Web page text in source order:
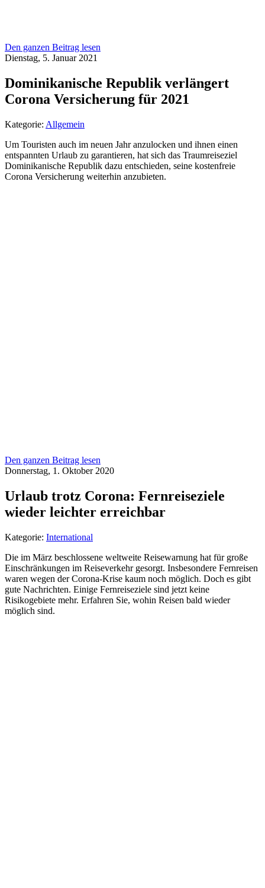
Den ganzen Beitrag lesen
Dienstag, 5. Januar 2021
Dominikanische Republik verlängert
Corona Versicherung für 2021
Kategorie: Allgemein
Um Touristen auch im neuen Jahr anzulocken und ihnen einen
entspannten Urlaub zu garantieren, hat sich das Traumreiseziel
Dominikanische Republik dazu entschieden, seine kostenfreie
Corona Versicherung weiterhin anzubieten.
Den ganzen Beitrag lesen
Donnerstag, 1. Oktober 2020
Urlaub trotz Corona: Fernreiseziele
wieder leichter erreichbar
Kategorie: International
Die im März beschlossene weltweite Reisewarnung hat für große
Einschränkungen im Reiseverkehr gesorgt. Insbesondere Fernreisen
waren wegen der Corona-Krise kaum noch möglich. Doch es gibt
gute Nachrichten. Einige Fernreiseziele sind jetzt keine
Risikogebiete mehr. Erfahren Sie, wohin Reisen bald wieder
möglich sind.